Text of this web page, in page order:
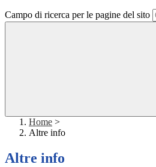
Campo di ricerca per le pagine del sito
Home >
Altre info
Altre info